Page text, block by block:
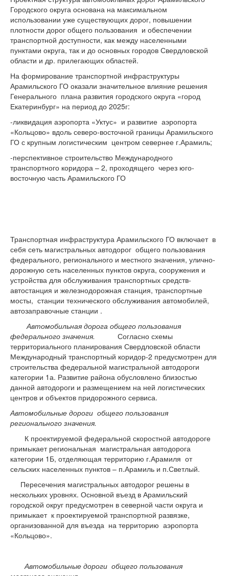
Городского округа основана на максимальном
использовании уже существующих дорог, повышении
плотности дорог общего пользования и обеспечении
транспортной доступности, как между населенными
пунктами округа, так и до основных городов Свердловской
области и др. прилегающих областей.
На формирование транспортной инфраструктуры
Арамильского ГО оказали значительное влияние решения
Генерального плана развития городского округа «город
Екатеринбург» на период до 2025г:
-ликвидация аэропорта «Уктус» и развитие аэропорта
«Кольцово» вдоль северо-восточной границы Арамильского
ГО с крупным логистическим центром севернее г.Арамиль;
-перспективное строительство Международного
транспортного коридора – 2, проходящего через юго-
восточную часть Арамильского ГО
Транспортная инфраструктура Арамильского ГО включает в
себя сеть магистральных автодорог общего пользования
федерального, регионального и местного значения, улично-
дорожную сеть населенных пунктов округа, сооружения и
устройства для обслуживания транспортных средств-
автостанция и железнодорожная станция, транспортные
мосты, станции технического обслуживания автомобилей,
автозаправочные станции .
Автомобильная дорога общего пользования
федерального значения. Согласно схемы
территориального планирования Свердловской области
Международный транспортный коридор-2 предусмотрен для
строительства федеральной магистральной автодороги
категории 1а. Развитие района обусловлено близостью
данной автодороги и размещением на ней логистических
центров и объектов придорожного сервиса.
Автомобильные дороги общего пользования
регионального значения.
К проектируемой федеральной скоростной автодороге
примыкает региональная магистральная автодорога
категории 1Б, отделяющая территорию г.Арамиля от
сельских населенных пунктов – п.Арамиль и п.Светлый.
Пересечения магистральных автодорог решены в
нескольких уровнях. Основной въезд в Арамильский
городской округ предусмотрен в северной части округа и
примыкает к проектируемой транспортной развязке,
организованной для въезда на территорию аэропорта
«Кольцово».
Автомобильные дороги общего пользования